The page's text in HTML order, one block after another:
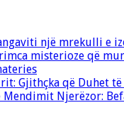
një mrekulli e
misterioze që
Gjithçka që Duhet
Mendimit Njerëzor: